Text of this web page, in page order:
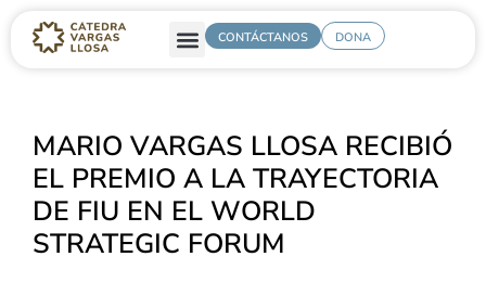
CONTÁCTANOS DONA
MARIO VARGAS LLOSA RECIBIÓ
EL PREMIO A LA TRAYECTORIA
DE FIU EN EL WORLD
STRATEGIC FORUM